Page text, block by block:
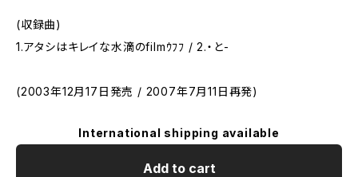
(収録曲)
1.アタシはキレイな水滴のfilmｳﾌﾌ / 2.・と-
(2003年12月17日発売 / 2007年7月11日再発)
International shipping available
Add to cart